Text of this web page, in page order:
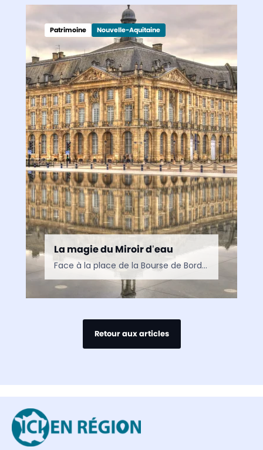
Patrimoine Nouvelle-Aquitaine
La magie du Miroir d’eau
Face à la place de la Bourse de Bordeaux, le Miroir d’eau peut s’enorgueillir d’être inscrit au Patrimoine mondial contemporain. Ses effets extraordinaires de miroir et de brouillard surgis des…
Retour aux articles